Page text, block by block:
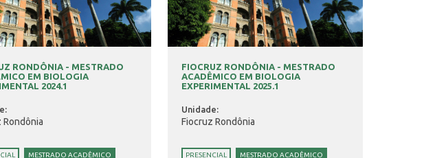
RONDÔNIA - MESTRADO
EM BIOLOGIA
2024.1
Rondônia
MESTRADO ACADÊMICO
FIOCRUZ RONDÔNIA - MESTRADO
ACADÊMICO EM BIOLOGIA
EXPERIMENTAL 2025.1
Unidade:
Fiocruz Rondônia
PRESENCIAL MESTRADO ACADÊMICO